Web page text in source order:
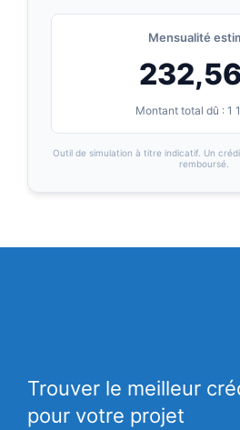
Mensualité
Montant total dû : 1
Outil de simulation à titre indicatif. Un
remboursé.
Trouver le meilleur
pour votre projet